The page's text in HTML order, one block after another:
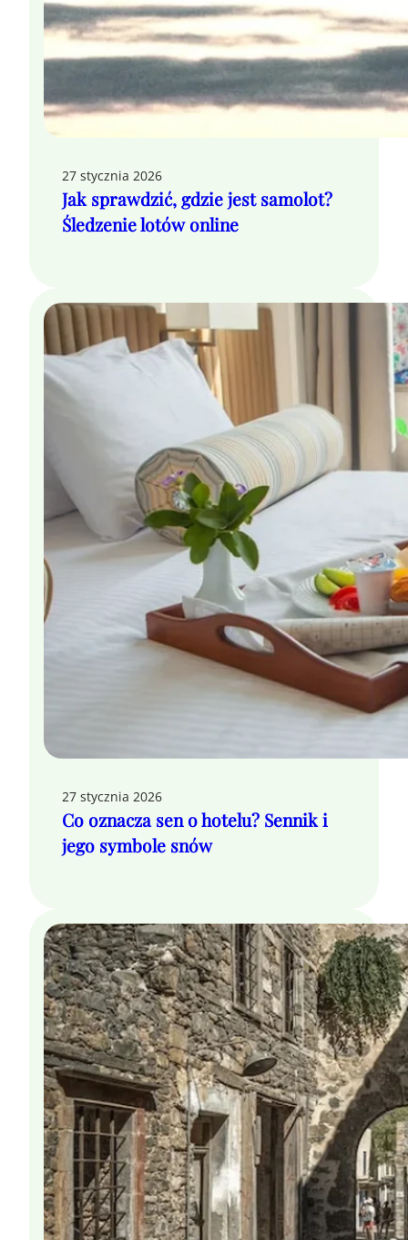
27 stycznia 2026
Jak sprawdzić, gdzie jest samolot?
Śledzenie lotów online
27 stycznia 2026
Co oznacza sen o hotelu? Sennik i
jego symbole snów